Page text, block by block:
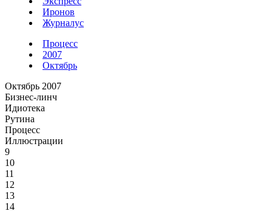
Иронов
Журналус
Процесс
2007
Октябрь
Октябрь 2007
Бизнес-линч
Идиотека
Рутина
Процесс
Иллюстрации
9
10
11
12
13
14